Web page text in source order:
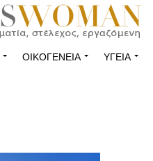
ΟΙΚΟΓΈΝΕΙΑ ΥΓΕΊΑ